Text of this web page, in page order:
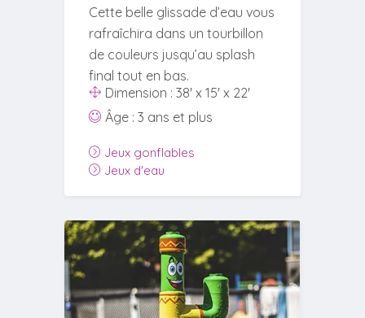
Cette belle glissade d’eau vous
rafraîchira dans un tourbillon
de couleurs jusqu’au splash
final tout en bas.
Dimension : 38' x 15' x 22'
Âge : 3 ans et plus
Jeux gonflables
Jeux d'eau